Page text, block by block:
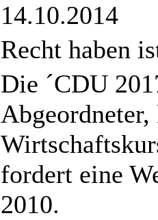
14.10.2014
Recht haben
Die ´CDU
fordert eine
2010.